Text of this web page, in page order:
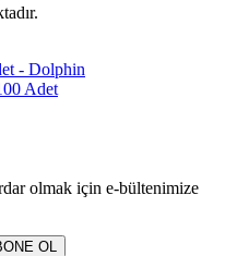
Adet
olmak için e-bültenimize
OL